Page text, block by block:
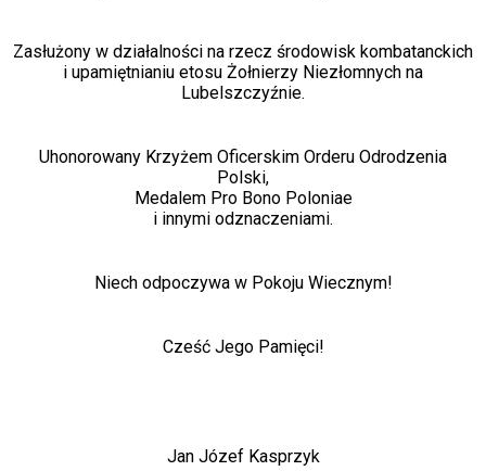
Zasłużony w działalności na rzecz środowisk kombatanckich
i upamiętnianiu etosu Żołnierzy Niezłomnych na
Lubelszczyźnie.
Uhonorowany Krzyżem Oficerskim Orderu Odrodzenia
Polski,
Medalem Pro Bono Poloniae
i innymi odznaczeniami.
Niech odpoczywa w Pokoju Wiecznym!
Cześć Jego Pamięci!
Jan Józef Kasprzyk